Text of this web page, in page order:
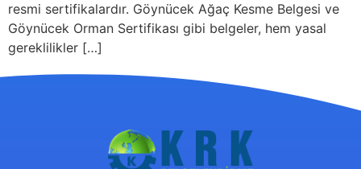
resmi sertifikalardır. Göynücek Ağaç Kesme Belgesi ve
Göynücek Orman Sertifikası gibi belgeler, hem yasal
gereklilikler […]